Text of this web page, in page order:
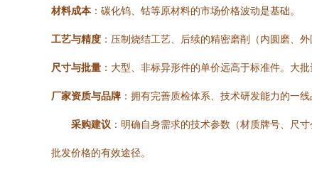
材料成本：碳化钨、钴等原材料的市场价格波动是基础。
工艺与精度 ：压制烧结工艺、后续的精密磨削（内圆磨、
尺寸与批量 ：大型、非标异形件的单价远高于标准件。大
厂家资质与品牌 ：拥有完善质检体系、技术研发能力的一
采购建议 ：明确自身需求的技术参数（材质牌号、尺
批发价格的有效途径。